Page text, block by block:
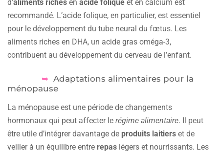
d’aliments riches en acide folique et en calcium est
recommandé. L’acide folique, en particulier, est essentiel
pour le développement du tube neural du fœtus. Les
aliments riches en DHA, un acide gras oméga-3,
contribuent au développement du cerveau de l’enfant.
Adaptations alimentaires pour la
ménopause
La ménopause est une période de changements
hormonaux qui peut affecter le régime alimentaire. Il peut
être utile d’intégrer davantage de produits laitiers et de
veiller à un équilibre entre repas légers et nourrissants. Les